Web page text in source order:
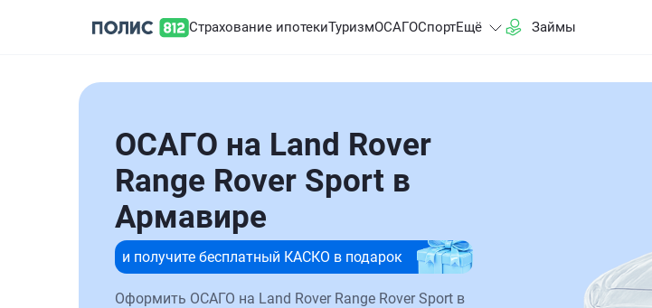
Страхование ипотекиТуризмОСАГОСпортЕщё Займы
ОСАГО на Land Rover
Range Rover Sport в
Армавире
и получите бесплатный КАСКО в подарок
Оформить ОСАГО на Land Rover Range Rover Sport в